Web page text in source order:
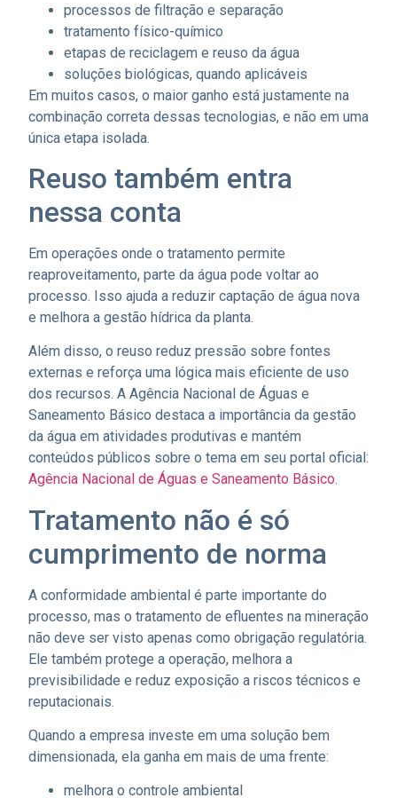
processos de filtração e separação
tratamento físico-químico
etapas de reciclagem e reuso da água
soluções biológicas, quando aplicáveis
Em muitos casos, o maior ganho está justamente na
combinação correta dessas tecnologias, e não em uma
única etapa isolada.
Reuso também entra
nessa conta
Em operações onde o tratamento permite
reaproveitamento, parte da água pode voltar ao
processo. Isso ajuda a reduzir captação de água nova
e melhora a gestão hídrica da planta.
Além disso, o reuso reduz pressão sobre fontes
externas e reforça uma lógica mais eficiente de uso
dos recursos. A Agência Nacional de Águas e
Saneamento Básico destaca a importância da gestão
da água em atividades produtivas e mantém
conteúdos públicos sobre o tema em seu portal oficial:
Agência Nacional de Águas e Saneamento Básico.
Tratamento não é só
cumprimento de norma
A conformidade ambiental é parte importante do
processo, mas o tratamento de efluentes na mineração
não deve ser visto apenas como obrigação regulatória.
Ele também protege a operação, melhora a
previsibilidade e reduz exposição a riscos técnicos e
reputacionais.
Quando a empresa investe em uma solução bem
dimensionada, ela ganha em mais de uma frente:
melhora o controle ambiental